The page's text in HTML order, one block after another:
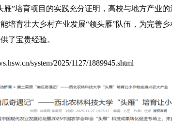
雁”培育项目的实践充分证明，高校与地方产业
培育壮大乡村产业发展“领头雁”队伍，为完善
了宝贵经验。
system/2025/1127/1889945.shtml